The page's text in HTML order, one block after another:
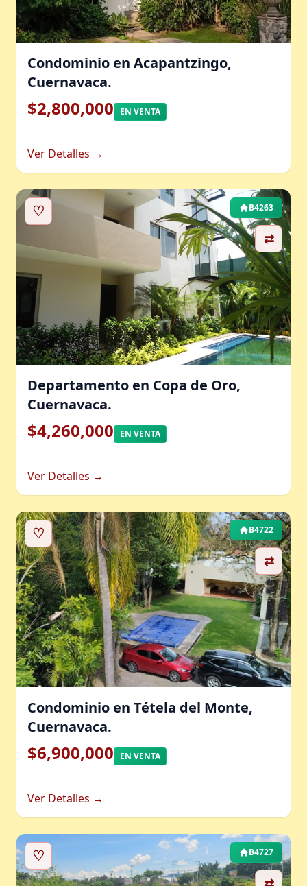
Condominio en Acapantzingo,
Cuernavaca.
$2,800,000 EN VENTA
Ver Detalles →
♡
⇄
B4263
Departamento en Copa de Oro,
Cuernavaca.
$4,260,000 EN VENTA
Ver Detalles →
♡
⇄
B4722
Condominio en Tétela del Monte,
Cuernavaca.
$6,900,000 EN VENTA
Ver Detalles →
♡ B4727